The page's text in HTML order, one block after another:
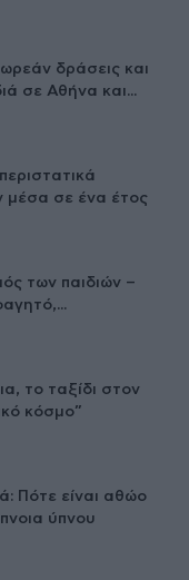
δράσεις και
σε Αθήνα και...
μέσα σε ένα έτος
των παιδιών –
το ταξίδι στον
κόσμο”
Πότε είναι αθώο
ύπνου